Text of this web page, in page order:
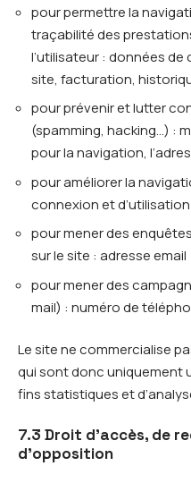
pour permettre la
traçabilité des
l’utilisateur : données
site, facturation,
pour prévenir et lutter
(spamming, hacking…) :
pour la navigation,
pour améliorer la
connexion et d’utilisation
pour mener des
sur le site : adresse email
pour mener des
mail) : numéro de
Le site ne commercialise
qui sont donc uniquement
fins statistiques et
7.3 Droit d’accès, de
d’opposition